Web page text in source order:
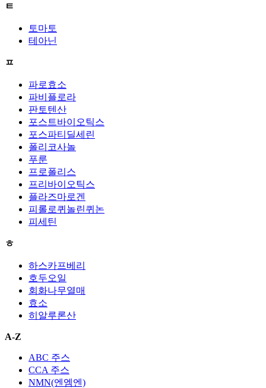
ㅌ
토마토
테아닌
ㅍ
파로효소
파비플로라
판토텐산
포스트바이오틱스
포스파티딜세린
폴리코사놀
푸룬
프로폴리스
프리바이오틱스
플라즈마로겐
피롤로퀴놀린퀴논
피세틴
ㅎ
하스카프베리
호두오일
회화나무열매
효소
히알루론산
A-Z
ABC 주스
CCA 주스
NMN(엔엠엔)